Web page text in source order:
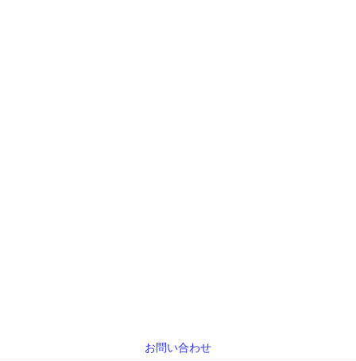
お問い合わせ